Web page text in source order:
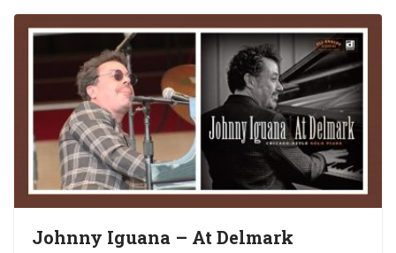
Johnny Iguana – At Delmark